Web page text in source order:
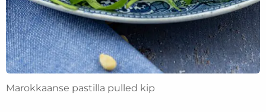
Marokkaanse pastilla pulled kip